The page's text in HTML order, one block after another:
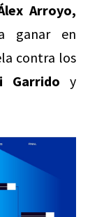
Arroyo,
ganar en
contra los
Garrido y